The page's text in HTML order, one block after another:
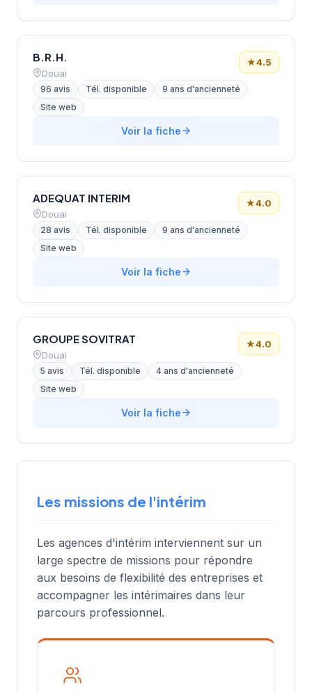
B.R.H.
Douai
★4.5
96 avis Tél. disponible
9 ans d'ancienneté
Site web
Voir la fiche
ADEQUAT INTERIM
Douai
★4.0
28 avis Tél. disponible
9 ans d'ancienneté
Site web
Voir la fiche
GROUPE SOVITRAT
Douai
★4.0
5 avis Tél. disponible
4 ans d'ancienneté
Site web
Voir la fiche
Les missions de l'intérim
Les agences d'intérim interviennent sur un
large spectre de missions pour répondre
aux besoins de flexibilité des entreprises et
accompagner les intérimaires dans leur
parcours professionnel.